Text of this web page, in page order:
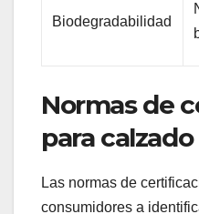
Biodegradabilidad
Normas de
para
Las normas de
consumidores a